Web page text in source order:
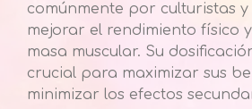
comúnmente por culturistas
mejorar el rendimiento físico
masa muscular. Su
crucial para maximizar sus
minimizar los efectos